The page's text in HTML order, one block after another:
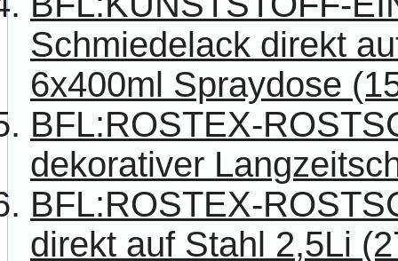
Schmiedelack direkt
6x400ml Spraydose
BFL:ROSTEX-
dekorativer
BFL:ROSTEX-
direkt auf Stahl 2,5Li